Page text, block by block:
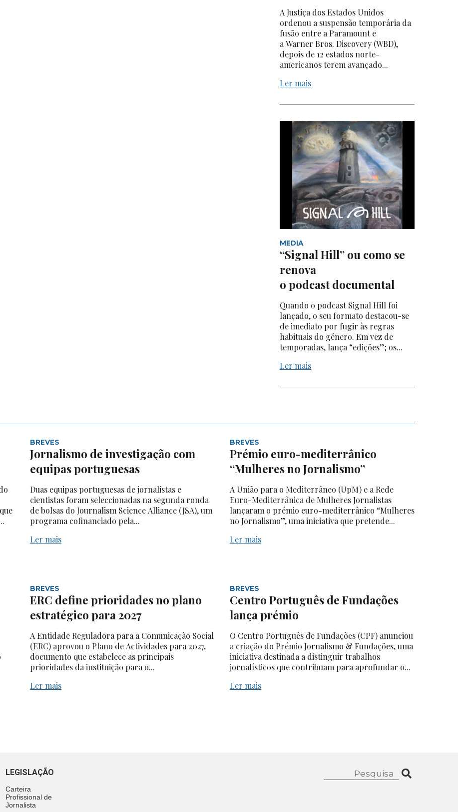
A Justiça dos Estados Unidos
ordenou a suspensão temporária da
fusão entre a Paramount e
a Warner Bros. Discovery (WBD),
depois de 12 estados norte-
americanos terem avançado...
Ler mais
MEDIA
“Signal Hill” ou como se
renova
o podcast documental
Quando o podcast Signal Hill foi
lançado, o seu formato destacou-se
de imediato por fugir às regras
habituais do género. Em vez de
temporadas, lança “edições”; os...
Ler mais
BREVES
Jornalismo de investigação com
equipas portuguesas
Duas equipas portuguesas de jornalistas e
cientistas foram seleccionadas na segunda ronda
de bolsas do Journalism Science Alliance (JSA), um
programa cofinanciado pela...
Ler mais
BREVES
Prémio euro-mediterrânico
“Mulheres no Jornalismo”
A União para o Mediterrâneo (UpM) e a Rede
Euro-Mediterrânica de Mulheres Jornalistas
lançaram o prémio euro-mediterrânico “Mulheres
no Jornalismo”, uma iniciativa que pretende...
Ler mais
BREVES
ERC define prioridades no plano
estratégico para 2027
A Entidade Reguladora para a Comunicação Social
(ERC) aprovou o Plano de Actividades para 2027,
documento que estabelece as principais
prioridades da instituição para o...
Ler mais
BREVES
Centro Português de Fundações
lança prémio
O Centro Português de Fundações (CPF) anunciou
a criação do Prémio Jornalismo & Fundações, uma
iniciativa destinada a distinguir trabalhos
jornalísticos que contribuam para aprofundar o...
Ler mais
LEGISLAÇÃO
Carteira
Profissional de
Jornalista